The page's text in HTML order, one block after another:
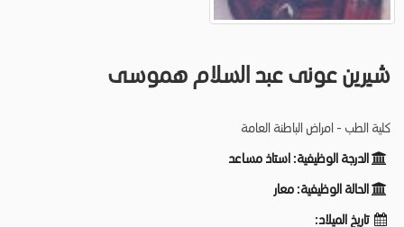
شيرين عونى عبد السلام هموسى
كلية الطب - امراض الباطنة العامة
الدرجة الوظيفية: استاذ مساعد
الحالة الوظيفية: معار
تاريخ الميلاد: